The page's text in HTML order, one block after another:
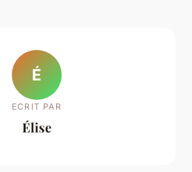
É
ECRIT PAR
Élise